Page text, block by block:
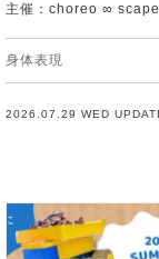
主催：choreo ∞ scape
身体表現
2026.07.29 WED